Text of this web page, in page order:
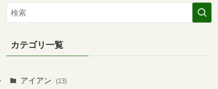
カテゴリ一覧
アイアン (13)